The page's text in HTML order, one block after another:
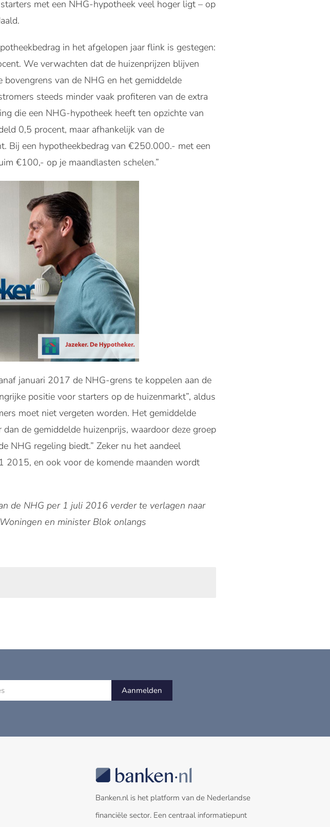
met een NHG-hypotheek veel hoger ligt – op
in het afgelopen jaar flink is gestegen:
We verwachten dat de huizenprijzen blijven
van de NHG en het gemiddelde
steeds minder vaak profiteren van de extra
die een NHG-hypotheek heeft ten opzichte van
0,5 procent, maar afhankelijk van de
Bij een hypotheekbedrag van €250.000.- met een
€100,- op je maandlasten schelen.”
januari 2017 de NHG-grens te koppelen aan de
positie voor starters op de huizenmarkt”, aldus
moet niet vergeten worden. Het gemiddelde
de gemiddelde huizenprijs, waardoor deze groep
NHG regeling biedt.” Zeker nu het aandeel
2015, en ook voor de komende maanden wordt
de NHG per 1 juli 2016 verder te verlagen naar
en minister Blok onlangs
Aanmelden
Banken.nl is het platform van de Nederlandse
financiële sector. Een centraal informatiepunt